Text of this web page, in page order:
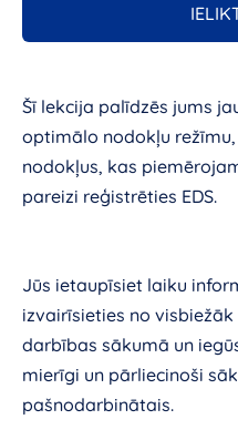
Šī lekcija palīdzēs jums
optimālo nodokļu
nodokļus, kas
pareizi reģistrēties EDS.
Jūs ietaupīsiet laiku
izvairīsieties no
darbības sākumā un
mierīgi un pārliecinoši
pašnodarbinātais.